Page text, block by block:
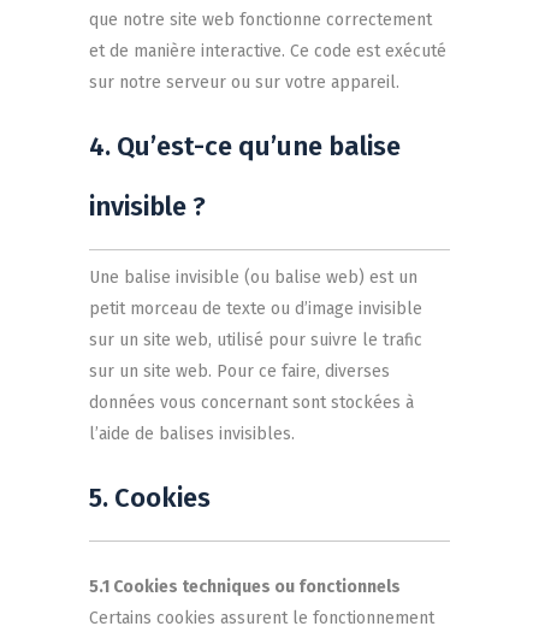
que notre site web fonctionne correctement
et de manière interactive. Ce code est exécuté
sur notre serveur ou sur votre appareil.
4. Qu’est-ce qu’une balise
invisible ?
Une balise invisible (ou balise web) est un
petit morceau de texte ou d’image invisible
sur un site web, utilisé pour suivre le trafic
sur un site web. Pour ce faire, diverses
données vous concernant sont stockées à
l’aide de balises invisibles.
5. Cookies
5.1 Cookies techniques ou fonctionnels
Certains cookies assurent le fonctionnement